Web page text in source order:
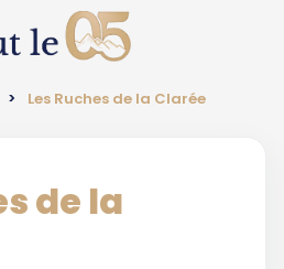
Les Ruches de la Clarée
de la